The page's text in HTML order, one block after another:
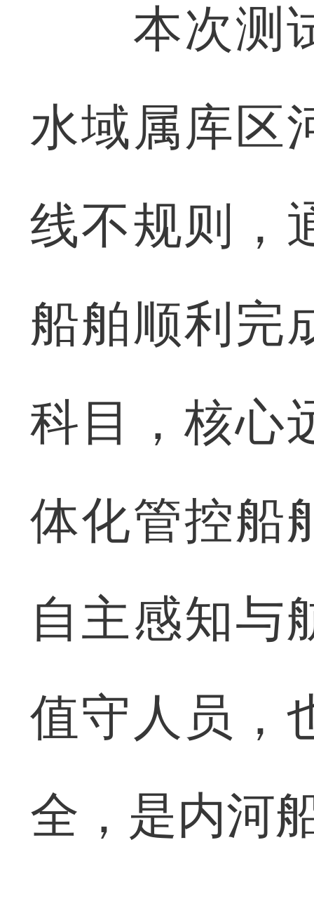
本次测试
水域属库区
线不规则，
船舶顺利完
科目，核心
体化管控船
自主感知与
值守人员，
全，是内河